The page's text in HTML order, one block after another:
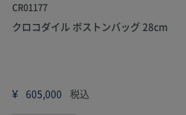
CR01177
クロコダイル ボストンバッグ 28cm
¥ 605,000 税込